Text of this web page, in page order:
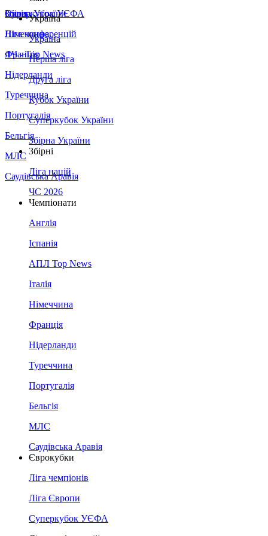
Збірна України
Італія
Німеччина
Франція
Нідерланди
Туреччина
Португалія
Бельгія
МЛС
Саудівська Аравія
Суперкубок УЄФА
Ліга конференцій
ЛЧ - Top News
Україна
Україна
Перша ліга
Друга ліга
Кубок України
Суперкубок України
Збірна України
Збірні
Ліга націй
ЧС 2026
Чемпіонати
Англія
Іспанія
АПЛ Top News
Італія
Німеччина
Франція
Нідерланди
Туреччина
Португалія
Бельгія
МЛС
Саудівська Аравія
Єврокубки
Ліга чемпіонів
Ліга Європи
Суперкубок УЄФА